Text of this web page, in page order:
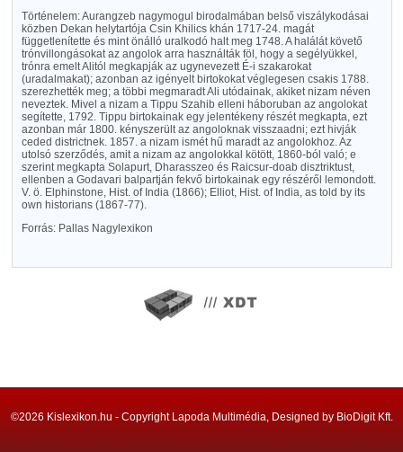
Történelem: Aurangzeb nagymogul birodalmában belső viszálykodásai
közben Dekan helytartója Csin Khilics khán 1717-24. magát
függetlenítette és mint önálló uralkodó halt meg 1748. A halálát követő
trónvillongásokat az angolok arra használták föl, hogy a segélyükkel,
trónra emelt Alitól megkapják az ugynevezett É-i szakarokat
(uradalmakat); azonban az igényelt birtokokat véglegesen csakis 1788.
szerezhették meg; a többi megmaradt Ali utódainak, akiket nizam néven
neveztek. Mivel a nizam a Tippu Szahib elleni háboruban az angolokat
segítette, 1792. Tippu birtokainak egy jelentékeny részét megkapta, ezt
azonban már 1800. kényszerült az angoloknak visszaadni; ezt hivják
ceded districtnek. 1857. a nizam ismét hű maradt az angolokhoz. Az
utolsó szerződés, amit a nizam az angolokkal kötött, 1860-ból való; e
szerint megkapta Solapurt, Dharasszeo és Raicsur-doab disztriktust,
ellenben a Godavari balpartján fekvő birtokainak egy részéről lemondott.
V. ö. Elphinstone, Hist. of India (1866); Elliot, Hist. of India, as told by its
own historians (1867-77).
Forrás: Pallas Nagylexikon
©2026 Kislexikon.hu - Copyright Lapoda Multimédia, Designed by BioDigit Kft.